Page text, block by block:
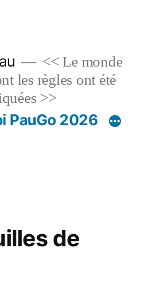
<< Le monde
les règles ont été
>>
PauGo 2026
de